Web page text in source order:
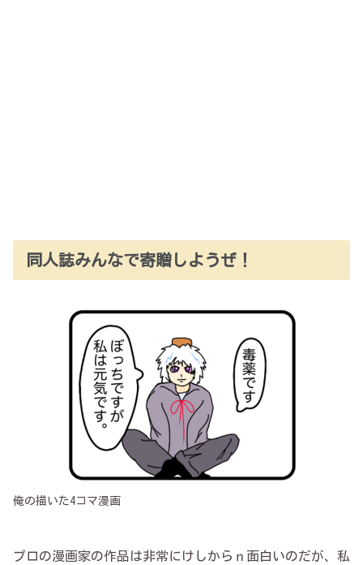
同人誌みんなで寄贈しようぜ！
俺の描いた4コマ漫画
プロの漫画家の作品は非常にけしからｎ面白いのだが、私